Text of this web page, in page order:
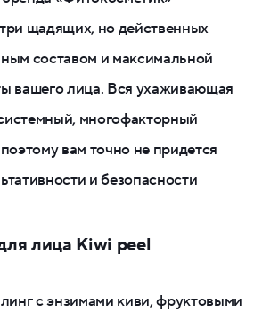
щадящих, но действенных
составом и максимальной
вашего лица. Вся ухаживающая
многофакторный
вам точно не придется
и безопасности
лица Kiwi peel
с энзимами киви, фруктовыми